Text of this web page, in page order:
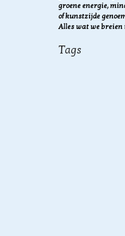
groene energie,
of kunstzijde
Alles wat we breien
Tags